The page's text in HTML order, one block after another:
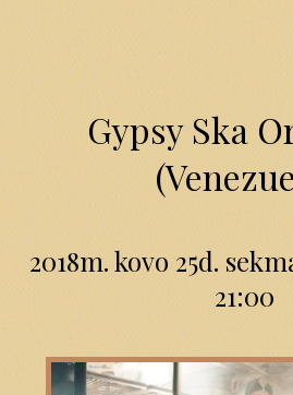
Gypsy Ska
2018m. kovo 25d.
21:00